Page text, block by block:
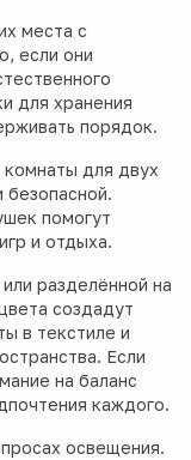
места с
если они
для хранения
порядок.
комнаты для двух
помогут
и отдыха.
разделённой на
создадут
в текстиле и
Если
на баланс
каждого.
освещения.